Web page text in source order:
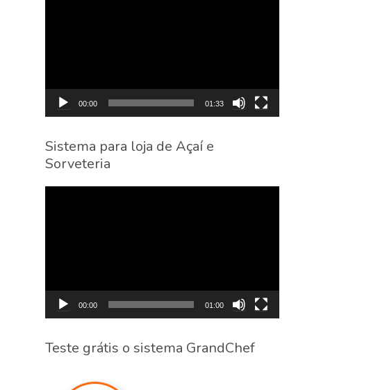
00:00 01:33
Sistema para loja de Açaí e
Sorveteria
00:00 01:00
Teste grátis o sistema GrandChef